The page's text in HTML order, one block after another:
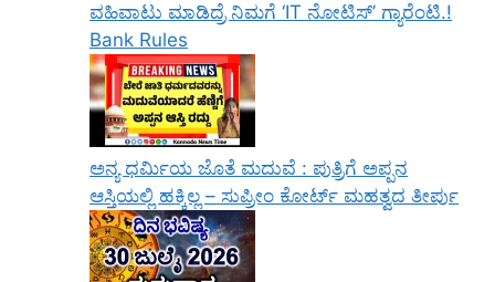
ವಹಿವಾಟು ಮಾಡಿದ್ರೆ ನಿಮಗೆ ‘IT ನೋಟಿಸ್’ ಗ್ಯಾರೆಂಟಿ.!
Bank Rules
ಅನ್ಯ ಧರ್ಮಿಯ ಜೊತೆ ಮದುವೆ : ಪುತ್ರಿಗೆ ಅಪ್ಪನ
ಆಸ್ತಿಯಲ್ಲಿ ಹಕ್ಕಿಲ್ಲ – ಸುಪ್ರೀಂ ಕೋರ್ಟ್ ಮಹತ್ವದ ತೀರ್ಪು